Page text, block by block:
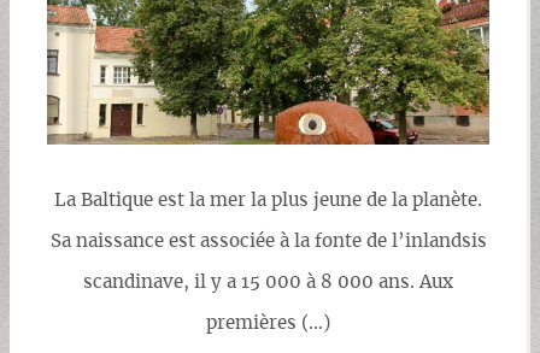
La Baltique est la mer la plus jeune de la planète.
Sa naissance est associée à la fonte de l’inlandsis
scandinave, il y a 15 000 à 8 000 ans. Aux
premières (…)